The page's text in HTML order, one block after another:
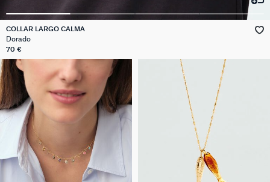
COLLAR LARGO CALMA
Dorado
70 €